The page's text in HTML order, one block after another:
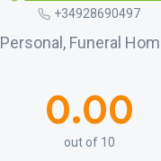
+34928690497
Personal, Funeral
0.00
out of 10